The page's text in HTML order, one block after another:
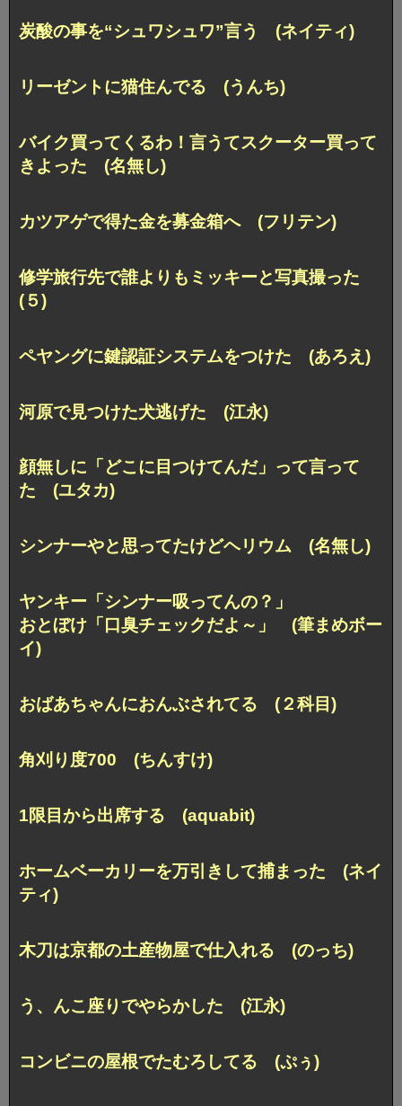
炭酸の事を“シュワシュワ”言う (ネイティ)
リーゼントに猫住んでる (うんち)
バイク買ってくるわ！ 言うてスクーター買って
きよった (名無し)
カツアゲで得た金を募金箱へ (フリテン)
修学旅行先で誰よりもミッキーと写真撮った
(５)
ペヤングに鍵認証システムをつけた (あろえ)
河原で見つけた犬逃げた (江永)
顔無しに「どこに目つけてんだ」って言って
た (ユタカ)
シンナーやと思ってたけどヘリウム (名無し)
ヤンキー「シンナー吸ってんの？」
おとぼけ「口臭チェックだよ～」 (筆まめボー
イ)
おばあちゃんにおんぶされてる (２科目)
角刈り度700 (ちんすけ)
1限目から出席する (aquabit)
ホームベーカリーを万引きして捕まった (ネイ
ティ)
木刀は京都の土産物屋で仕入れる (のっち)
う、んこ座りでやらかした (江永)
コンビニの屋根でたむろしてる (ぷぅ)